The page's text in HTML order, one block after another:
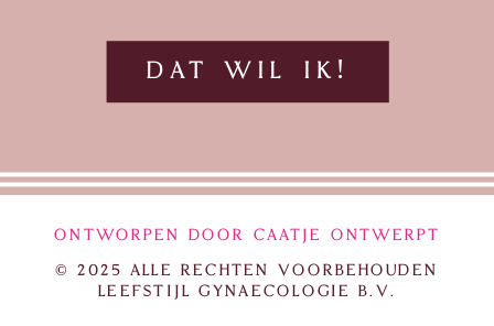
DAT WIL IK!
ONTWORPEN DOOR CAATJE ONTWERPT
© 2025 ALLE RECHTEN VOORBEHOUDEN
LEEFSTIJL GYNAECOLOGIE B.V.